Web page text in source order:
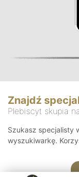
Znajdź
Plebiscyt skupia
Szukasz specjalisty
wyszukiwarkę.